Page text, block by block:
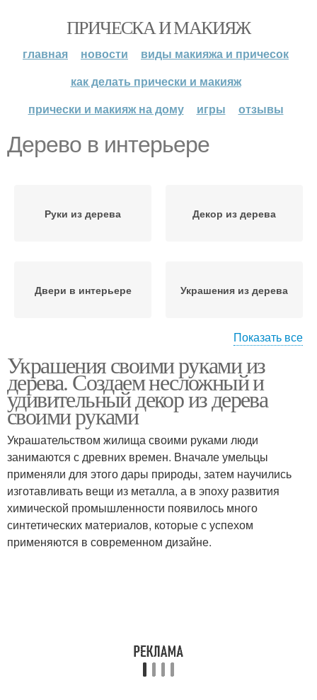
ПРИЧЕСКА И МАКИЯЖ
главная новости
виды макияжа и причесок
как делать прически и макияж
прически и макияж на дому
игры отзывы
Дерево в интерьере
Руки из дерева Декор из дерева
Двери в интерьере Украшения из дерева
Бижутерия из дерева
Показать все
Украшения своими руками из
дерева. Создаем несложный и
удивительный декор из дерева
своими руками
Украшательством жилища своими руками люди
занимаются с древних времен. Вначале умельцы
применяли для этого дары природы, затем научились
изготавливать вещи из металла, а в эпоху развития
химической промышленности появилось много
синтетических материалов, которые с успехом
применяются в современном дизайне.